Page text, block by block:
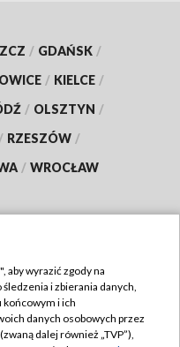
/ GDAŃSK /
/ KIELCE /
/ OLSZTYN /
/ RZESZÓW /
/ WROCŁAW
TVP
aby wyrazić zgody na
i zbierania danych,
końcowym i ich
danych osobowych przez
dalej również „TVP”),